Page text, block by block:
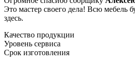
Это мастер своего дела! Всю мебель
здесь.
Качество продукции
Уровень сервиса
Срок изготовления